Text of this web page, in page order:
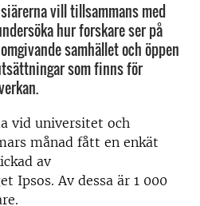
vill tillsammans med
hur forskare ser på
samhället och öppen
som finns för
vid universitet och
månad fått en enkät
av
Ipsos. Av dessa är 1 000